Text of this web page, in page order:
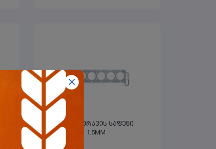
მასრის სახურავის საფენი
სარემონტო 1.5MM
ELRING